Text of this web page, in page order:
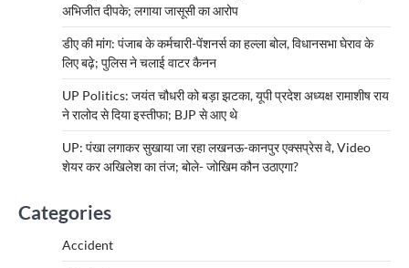
अभिजीत दीपके; लगाया जासूसी का आरोप
डीए की मांग: पंजाब के कर्मचारी-पेंशनर्स का हल्ला बोल, विधानसभा घेराव के
लिए बढ़े; पुलिस ने चलाई वाटर कैनन
UP Politics: जयंत चौधरी को बड़ा झटका, यूपी प्रदेश अध्यक्ष रामाशीष राय
ने रालोद से दिया इस्तीफा; BJP से आए थे
UP: पंखा लगाकर सुखाया जा रहा लखनऊ-कानपुर एक्सप्रेस वे, Video
शेयर कर अखिलेश का तंज; बोले- जोखिम कौन उठाएगा?
Categories
Accident